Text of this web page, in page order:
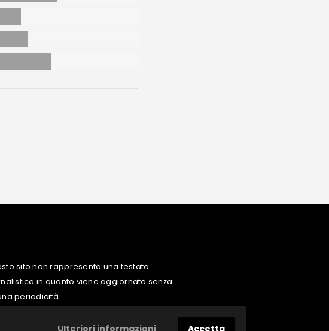
Ulteriori informazioni Accetta
sito non rappresenta una testata
in quanto viene aggiornato senza
periodicità.